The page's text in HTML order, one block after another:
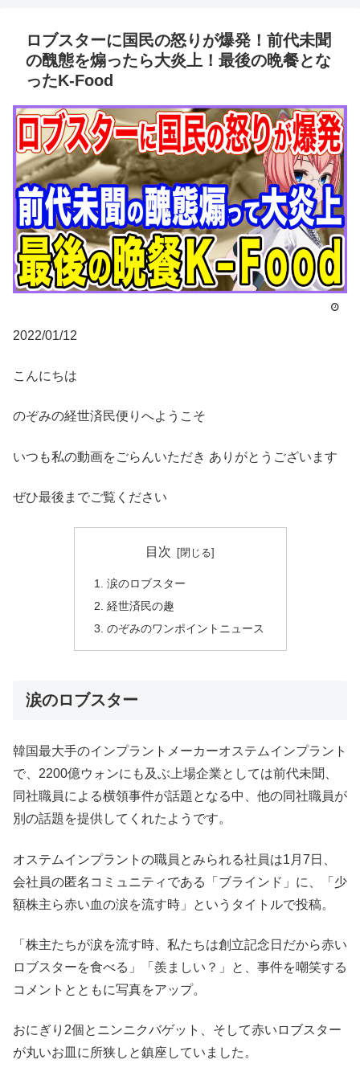
ロブスターに国民の怒りが爆発！前代未聞
の醜態を煽ったら大炎上！最後の晩餐とな
ったK-Food
2022/01/12
こんにちは
のぞみの経世済民便りへようこそ
いつも私の動画をごらんいただき ありがとうございます
ぜひ最後までご覧ください
目次
涙のロブスター
経世済民の趣
のぞみのワンポイントニュース
涙のロブスター
韓国最大手のインプラントメーカーオステムインプラント
で、2200億ウォンにも及ぶ上場企業としては前代未聞、
同社職員による横領事件が話題となる中、他の同社職員が
別の話題を提供してくれたようです。
オステムインプラントの職員とみられる社員は1月7日、
会社員の匿名コミュニティである「ブラインド」に、「少
額株主ら赤い血の涙を流す時」というタイトルで投稿。
「株主たちが涙を流す時、私たちは創立記念日だから赤い
ロブスターを食べる」「羨ましい？」と、事件を嘲笑する
コメントとともに写真をアップ。
おにぎり2個とニンニクバゲット、そして赤いロブスター
が丸いお皿に所狭しと鎮座していました。